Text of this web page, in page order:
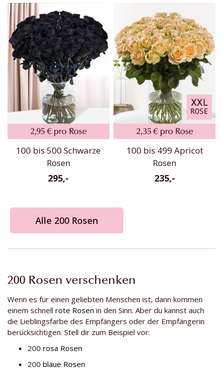
100 bis 500 Schwarze
Rosen
295,-
100 bis 499 Apricot
Rosen
235,-
Alle 200 Rosen
200 Rosen verschenken
Wenn es für einen geliebten Menschen ist, dann kommen
einem schnell rote Rosen in den Sinn. Aber du kannst auch
die Lieblingsfarbe des Empfängers oder der Empfängerin
berücksichtigen. Stell dir zum Beispiel vor:
200 rosa Rosen
200 blaue Rosen